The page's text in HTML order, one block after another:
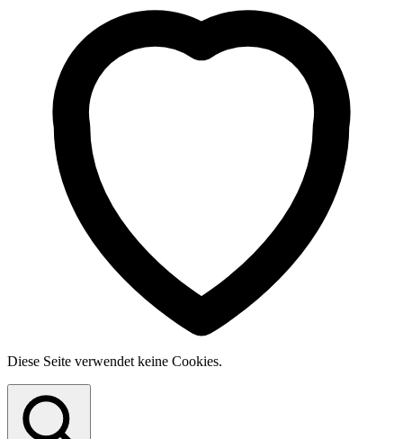
Diese Seite verwendet keine Cookies.